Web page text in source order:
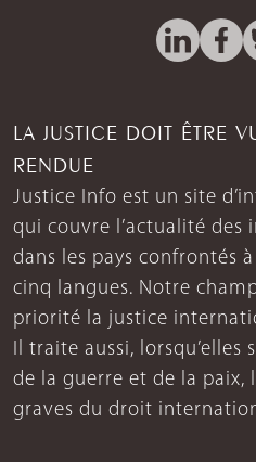
LA JUSTICE DOIT ÊTRE
RENDUE
Justice Info est un site
qui couvre l’actualité des
dans les pays confrontés
cinq langues. Notre
priorité la justice
Il traite aussi, lorsqu’elles
de la guerre et de la paix,
graves du droit